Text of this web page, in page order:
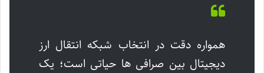
همواره دقت در انتخاب شبکه انتقال ارز
دیجیتال بین صرافی ها حیاتی است؛ یک